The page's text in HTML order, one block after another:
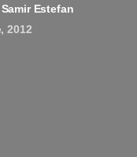
Samir Estefan
2012